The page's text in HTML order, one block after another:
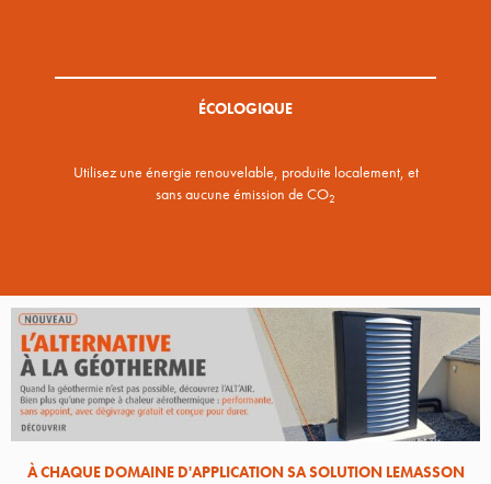
ÉCOLOGIQUE
Utilisez une énergie renouvelable, produite localement, et
sans aucune émission de CO2
À CHAQUE DOMAINE D'APPLICATION SA SOLUTION LEMASSON